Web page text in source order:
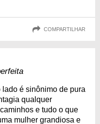
COMPARTILHAR
é sinônimo de pura
qualquer
e tudo o que
mulher grandiosa e